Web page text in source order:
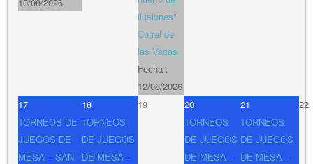
ilusiones"
Corral de
las Vacas
Fecha :
12/08/2026
17
TORNEOS DE
JUEGOS DE
MESA – SAN
18
TORNEOS
DE JUEGOS
DE MESA –
19
20
TORNEOS
DE JUEGOS
DE MESA –
21
TORNEOS
DE JUEGOS
DE MESA –
22